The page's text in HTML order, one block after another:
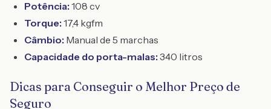
Potência: 108 cv
Torque: 17,4 kgfm
Câmbio: Manual de 5 marchas
Capacidade do porta-malas: 340 litros
Dicas para Conseguir o Melhor Preço de
Seguro